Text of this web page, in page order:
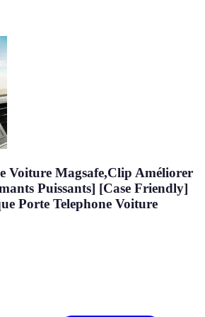
Voiture Magsafe,Clip Améliorer
Puissants] [Case Friendly]
Porte Telephone Voiture